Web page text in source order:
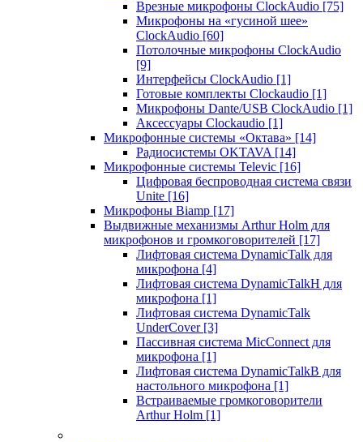
Врезные микрофоны ClockAudio [75]
Микрофоны на «гусиной шее»
ClockAudio [60]
Потолочные микрофоны ClockAudio
[9]
Интерфейсы ClockAudio [1]
Готовые комплекты Clockaudio [1]
Микрофоны Dante/USB ClockAudio [1]
Аксессуары Clockaudio [1]
Микрофонные системы «Октава» [14]
Радиосистемы OKTAVA [14]
Микрофонные системы Televic [16]
Цифровая беспроводная система связи
Unite [16]
Микрофоны Biamp [17]
Выдвижные механизмы Arthur Holm для
микрофонов и громкоговорителей [17]
Лифтовая система DynamicTalk для
микрофона [4]
Лифтовая система DynamicTalkH для
микрофона [1]
Лифтовая система DynamicTalk
UnderCover [3]
Пассивная система MicConnect для
микрофона [1]
Лифтовая система DynamicTalkB для
настольного микрофона [1]
Встраиваемые громкоговорители
Arthur Holm [1]